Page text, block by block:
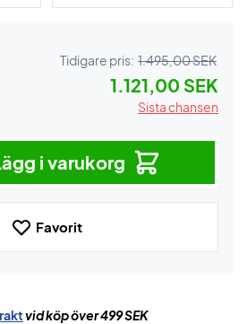
Tidigare pris: 1.495,00 SEK
1.121,00 SEK
Sista chansen
i varukorg
Favorit
vid köp över 499 SEK